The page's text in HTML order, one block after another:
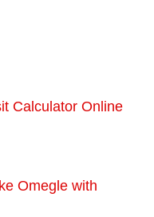
Calculator Online
Omegle with